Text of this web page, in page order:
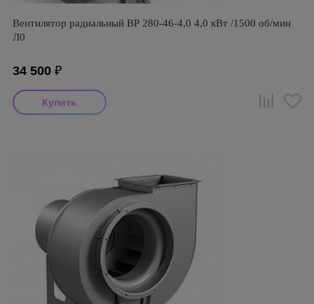
Вентилятор радиальный ВР 280-46-4,0 4,0 кВт /1500 об/мин
Л0
34 500 ₽